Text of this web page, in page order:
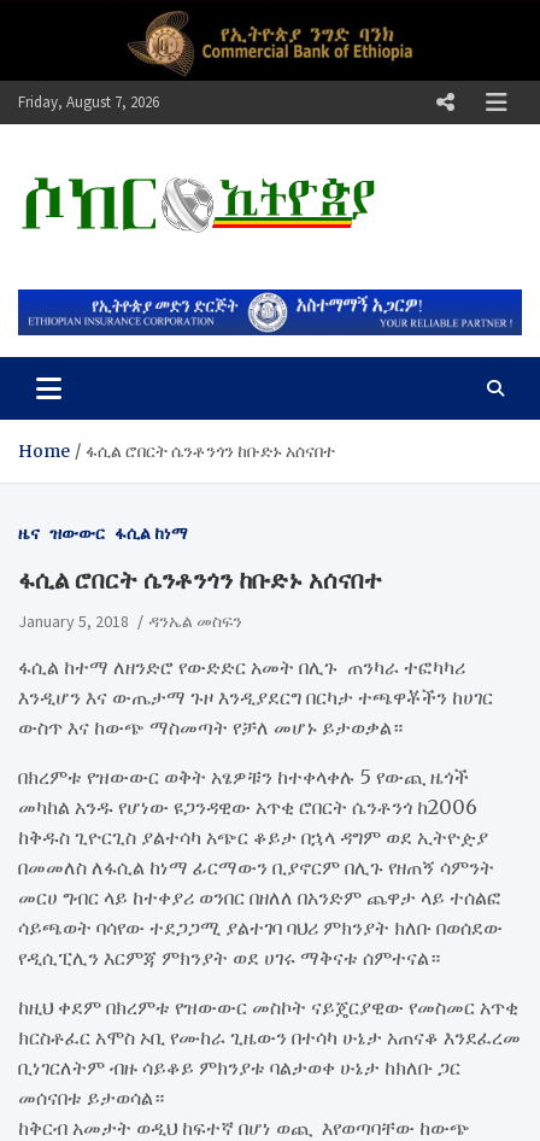
Friday, August 7, 2026
ሶከር ኢትዮጵያ
Home ​ፋሲል ሮበርት ሴንቶንጎን ከቡድኑ አሰናበተ
ዜና ዝውውር ፋሲል ከነማ
​ፋሲል ሮበርት ሴንቶንጎን ከቡድኑ አሰናበተ
January 5, 2018 ዳንኤል መስፍን
ፋሲል ከተማ ለዘንድሮ የውድድር አመት በሊጉ ጠንካራ ተፎካካሪ
እንዲሆን እና ውጤታማ ጉዞ እንዲያደርግ በርካታ ተጫዋቾችን ከሀገር
ውስጥ እና ከውጭ ማስመጣት የቻለ መሆኑ ይታወቃል።
በክረምቱ የዝውውር ወቅት አፄዎቹን ከተቀላቀሉ 5 የውጪ ዜጎች
መካከል አንዱ የሆነው ዩጋንዳዊው አጥቂ ሮበርት ሴንቶንጎ ከ2006
ከቅዱስ ጊዮርጊስ ያልተሳካ አጭር ቆይታ በኋላ ዳግም ወደ ኢትዮዽያ
በመመለስ ለፋሲል ከነማ ፊርማውን ቢያኖርም በሊጉ የዘጠኝ ሳምንት
መርሀ ግብር ላይ ከተቀያሪ ወንበር በዘለለ በአንድም ጨዋታ ላይ ተሰልፎ
ሳይጫወት ባሳየው ተደጋጋሚ ያልተገባ ባህሪ ምክንያት ክለቡ በወሰደው
የዲሲፒሊን እርምጃ ምክንያት ወደ ሀገሩ ማቅናቱ ሰምተናል።
ከዚህ ቀደም በክረምቱ የዝውውር መስኮት ናይጄርያዊው የመስመር አጥቂ
ክርስቶፈር አሞስ ኦቢ የሙከራ ጊዜውን በተሳካ ሁኔታ አጠናቆ እንደፈረመ
ቢነገርለትም ብዙ ሳይቆይ ምክንያቱ ባልታወቀ ሁኔታ ከክለቡ ጋር
መሰናበቱ ይታወሳል።
ከቅርብ አመታት ወዲህ ከፍተኛ በሆነ ወጪ እየወጣባቸው ከውጭ